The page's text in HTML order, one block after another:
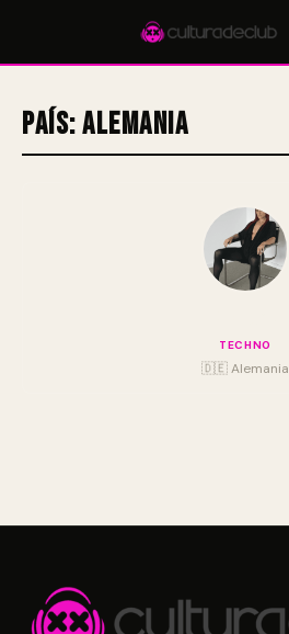
País:Alemania
TECHNO
🇩🇪 Alemania